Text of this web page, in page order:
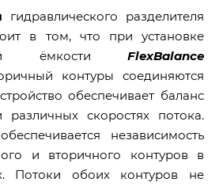
гидравлического разделителя
в том, что при установке
ёмкости FlexBalance
контуры соединяются
обеспечивает баланс
скоростях потока.
независимость
и вторичного контуров в
Потоки обоих контуров не